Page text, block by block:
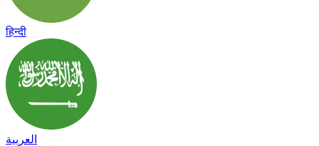
हिन्दी
العربية